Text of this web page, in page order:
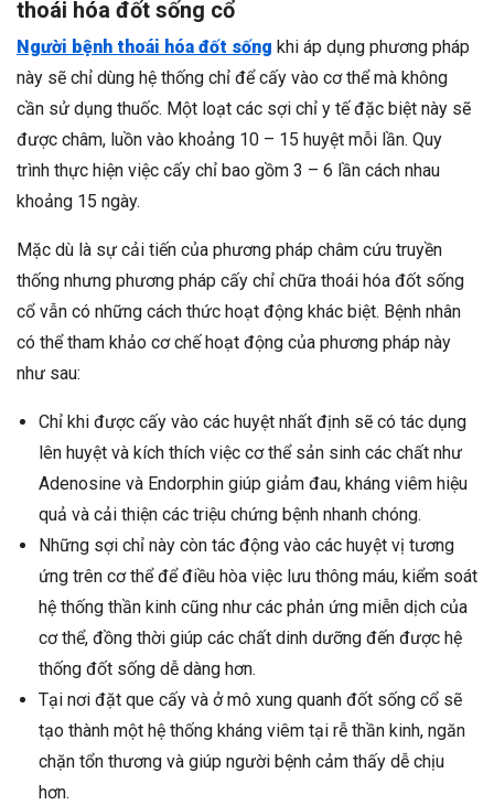
thoái hóa đốt sống cổ
Người bệnh thoái hóa đốt sống khi áp dụng phương pháp
này sẽ chỉ dùng hệ thống chỉ để cấy vào cơ thể mà không
cần sử dụng thuốc. Một loạt các sợi chỉ y tế đặc biệt này sẽ
được châm, luồn vào khoảng 10 – 15 huyệt mỗi lần. Quy
trình thực hiện việc cấy chỉ bao gồm 3 – 6 lần cách nhau
khoảng 15 ngày.
Mặc dù là sự cải tiến của phương pháp châm cứu truyền
thống nhưng phương pháp cấy chỉ chữa thoái hóa đốt sống
cổ vẫn có những cách thức hoạt động khác biệt. Bệnh nhân
có thể tham khảo cơ chế hoạt động của phương pháp này
như sau:
Chỉ khi được cấy vào các huyệt nhất định sẽ có tác dụng
lên huyệt và kích thích việc cơ thể sản sinh các chất như
Adenosine và Endorphin giúp giảm đau, kháng viêm hiệu
quả và cải thiện các triệu chứng bệnh nhanh chóng.
Những sợi chỉ này còn tác động vào các huyệt vị tương
ứng trên cơ thể để điều hòa việc lưu thông máu, kiểm soát
hệ thống thần kinh cũng như các phản ứng miễn dịch của
cơ thể, đồng thời giúp các chất dinh dưỡng đến được hệ
thống đốt sống dễ dàng hơn.
Tại nơi đặt que cấy và ở mô xung quanh đốt sống cổ sẽ
tạo thành một hệ thống kháng viêm tại rễ thần kinh, ngăn
chặn tổn thương và giúp người bệnh cảm thấy dễ chịu
hơn.